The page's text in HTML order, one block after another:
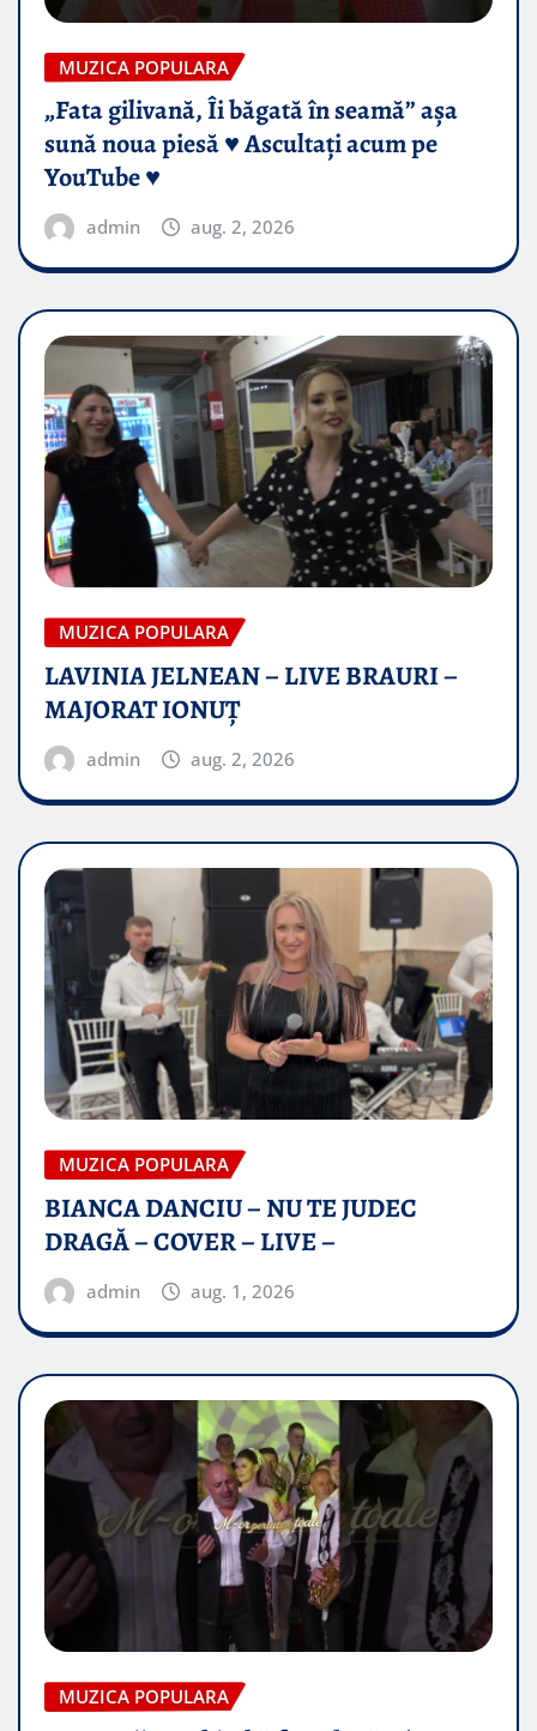
MUZICA POPULARA
„Fata gilivană, Îi băgată în seamă” așa
sună noua piesă ♥️ Ascultați acum pe
YouTube ♥️
admin aug. 2, 2026
MUZICA POPULARA
LAVINIA JELNEAN – LIVE BRAURI –
MAJORAT IONUŢ
admin aug. 2, 2026
MUZICA POPULARA
BIANCA DANCIU – NU TE JUDEC
DRAGĂ – COVER – LIVE –
admin aug. 1, 2026
MUZICA POPULARA